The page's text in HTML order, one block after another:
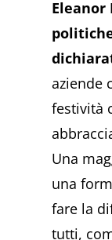
Eleanor
aziende
festività
Una
una
fare la
tutti,